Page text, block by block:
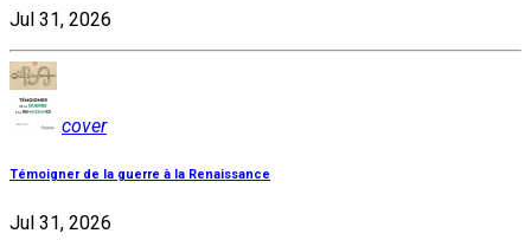
Jul 31, 2026
cover
Témoigner de la guerre à la Renaissance
Jul 31, 2026